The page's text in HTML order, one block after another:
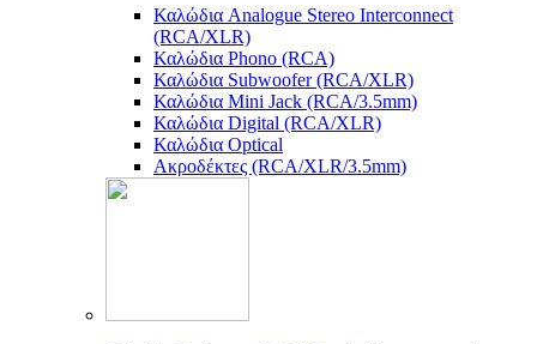
Καλώδια Analogue Stereo Interconnect
(RCA/XLR)
Καλώδια Phono (RCA)
Καλώδια Subwoofer (RCA/XLR)
Καλώδια Mini Jack (RCA/3.5mm)
Καλώδια Digital (RCA/XLR)
Καλώδια Optical
Ακροδέκτες (RCA/XLR/3.5mm)